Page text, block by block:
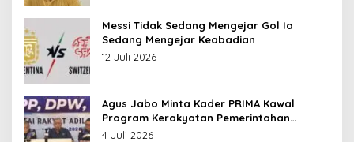
Messi Tidak Sedang Mengejar Gol Ia
Sedang Mengejar Keabadian
12 Juli 2026
Agus Jabo Minta Kader PRIMA Kawal
Program Kerakyatan Pemerintahan
Prabowo
4 Juli 2026